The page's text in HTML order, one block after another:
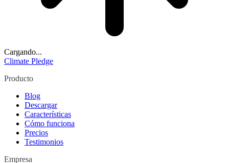
Cargando...
Climate Pledge
Producto
Blog
Descargar
Características
Cómo funciona
Precios
Testimonios
Empresa